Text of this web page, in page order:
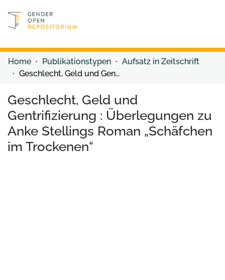
Discover content
Home Publikationstypen
Aufsatz in Zeitschrift
Geschlecht, Geld und Gentrifizierung : Überlegungen zu Anke Stellings Roman „Schäfchen im Trockenen“
Geschlecht, Geld und
Gentrifizierung : Überlegungen zu
Anke Stellings Roman „Schäfchen
im Trockenen“